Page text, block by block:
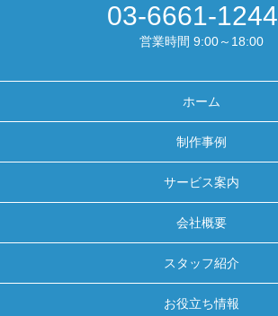
03-6661-1244
営業時間 9:00～18:00
ホーム
制作事例
サービス案内
会社概要
スタッフ紹介
お役立ち情報